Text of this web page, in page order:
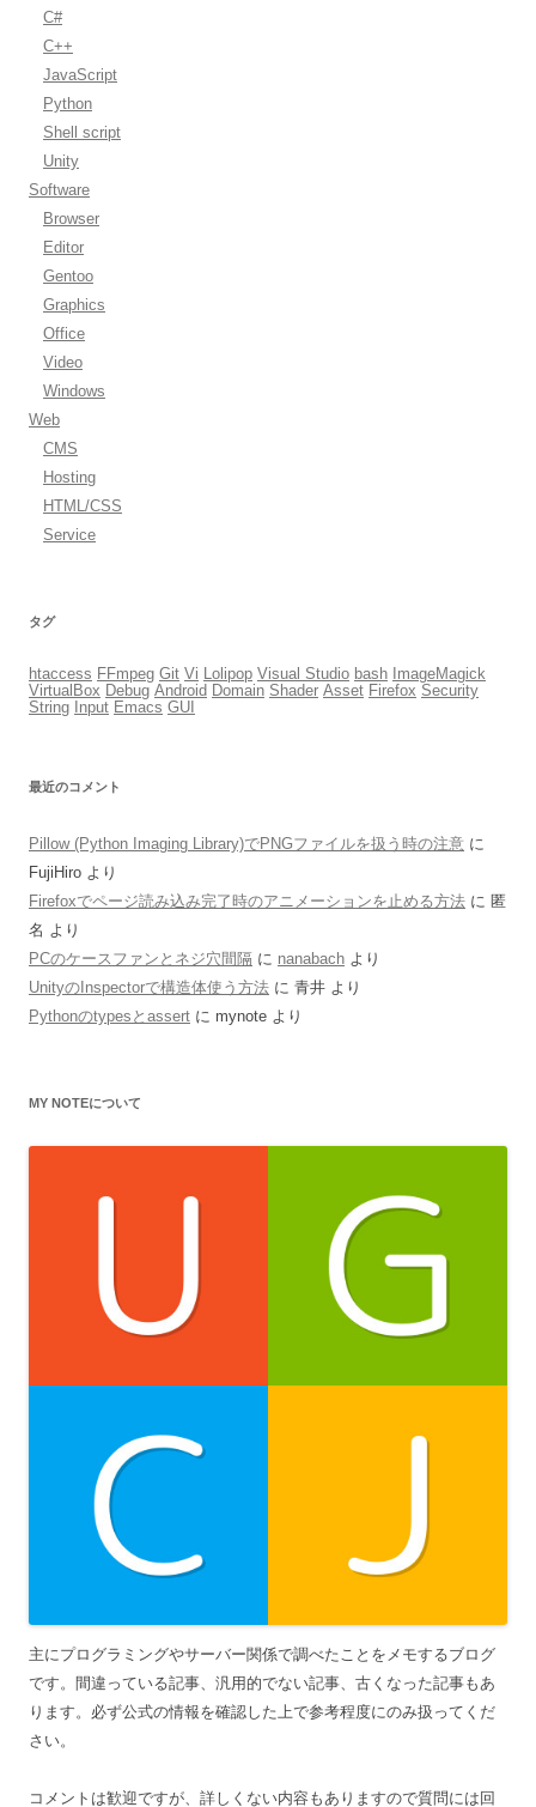
C#
C++
JavaScript
Python
Shell script
Unity
Software
Browser
Editor
Gentoo
Graphics
Office
Video
Windows
Web
CMS
Hosting
HTML/CSS
Service
タグ
htaccess FFmpeg Git Vi Lolipop Visual Studio bash ImageMagick
VirtualBox Debug Android Domain Shader Asset Firefox Security
String Input Emacs GUI
最近のコメント
Pillow (Python Imaging Library)でPNGファイルを扱う時の注意 に
FujiHiro より
Firefoxでページ読み込み完了時のアニメーションを止める方法 に 匿
名 より
PCのケースファンとネジ穴間隔 に nanabach より
UnityのInspectorで構造体使う方法 に 青井 より
Pythonのtypesとassert に mynote より
MY NOTEについて
主にプログラミングやサーバー関係で調べたことをメモするブログ
です。間違っている記事、汎用的でない記事、古くなった記事もあ
ります。必ず公式の情報を確認した上で参考程度にのみ扱ってくだ
さい。
コメントは歓迎ですが、詳しくない内容もありますので質問には回